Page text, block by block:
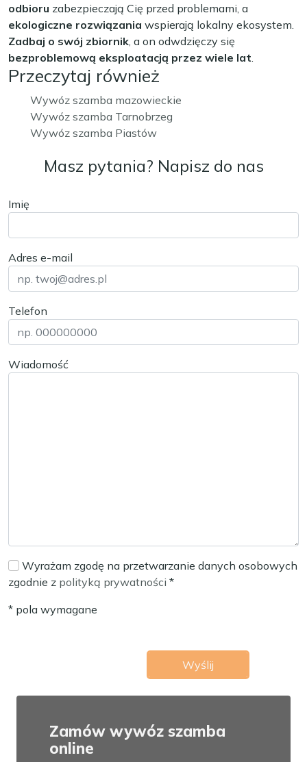
odbioru zabezpieczają Cię przed problemami, a
ekologiczne rozwiązania wspierają lokalny ekosystem.
Zadbaj o swój zbiornik, a on odwdzięczy się
bezproblemową eksploatacją przez wiele lat.
Przeczytaj również
Wywóz szamba mazowieckie
Wywóz szamba Tarnobrzeg
Wywóz szamba Piastów
Masz pytania? Napisz do nas
Imię
Adres e-mail
Telefon
Wiadomość
Wyrażam zgodę na przetwarzanie danych osobowych
zgodnie z polityką prywatności *
* pola wymagane